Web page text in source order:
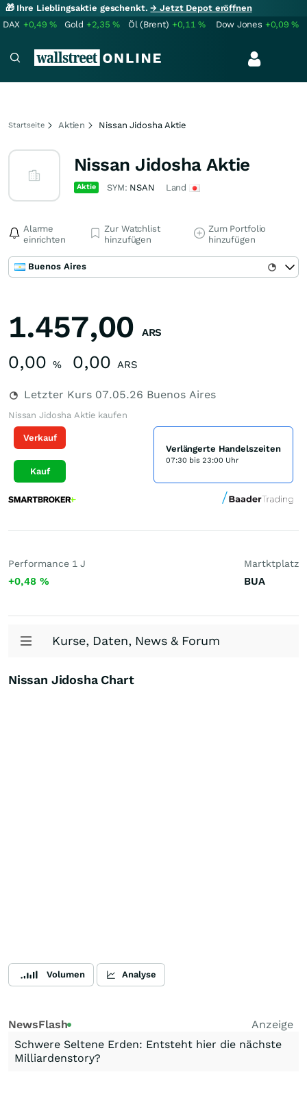
🎁 Ihre Lieblingsaktie geschenkt.→ Jetzt Depot eröffnen
DAX +0,49% Gold +2,35% Öl (Brent) +0,11% Dow Jones +0,09%
Startseite Aktien Nissan Jidosha Aktie
Nissan Jidosha Aktie
Aktie SYM: NSAN Land
Alarme
einrichten
Zur Watchlist
hinzufügen
Zum Portfolio
hinzufügen
Buenos Aires
1.457,00 ARS
0,00 % 0,00 ARS
Letzter Kurs 07.05.26 Buenos Aires
Nissan Jidosha Aktie kaufen
Verkauf
Kauf
Verlängerte Handelszeiten
07:30 bis 23:00 Uhr
Performance 1 J
+0,48 %
Martktplatz
BUA
Kurse, Daten, News & Forum
Nissan Jidosha Chart
Volumen Analyse
NewsFlash
Anzeige
Schwere Seltene Erden: Entsteht hier die nächste
Milliardenstory?